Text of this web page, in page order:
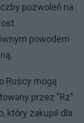
pozwoleń na
powodem
Ruscy mogą
przez "Rz"
który zakupił dla